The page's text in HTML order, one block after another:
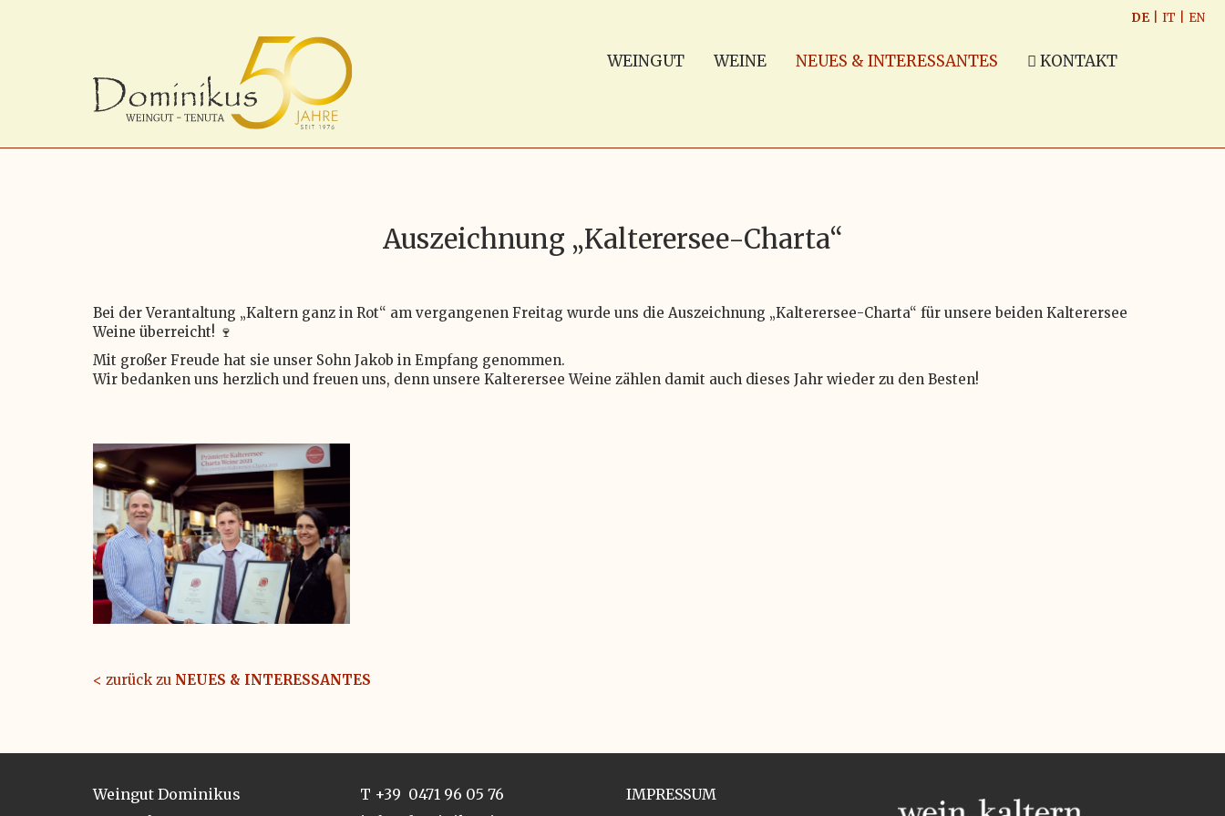
DE IT EN
WEINGUT WEINE NEUES & INTERESSANTES KONTAKT
Auszeichnung „Kalterersee-Charta“
Bei der Verantaltung „Kaltern ganz in Rot“ am vergangenen Freitag wurde uns die Auszeichnung „Kalterersee-Charta“ für unsere beiden Kalterersee
Weine überreicht! 🍷
Mit großer Freude hat sie unser Sohn Jakob in Empfang genommen.
Wir bedanken uns herzlich und freuen uns, denn unsere Kalterersee Weine zählen damit auch dieses Jahr wieder zu den Besten!
< zurück zu NEUES & INTERESSANTES
Weingut Dominikus
T +39 0471 96 05 76
IMPRESSUM